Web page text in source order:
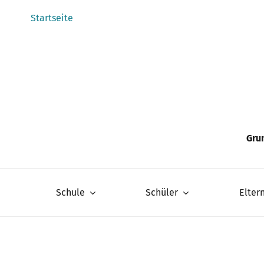
Startseite
Schule Schüler Eltern